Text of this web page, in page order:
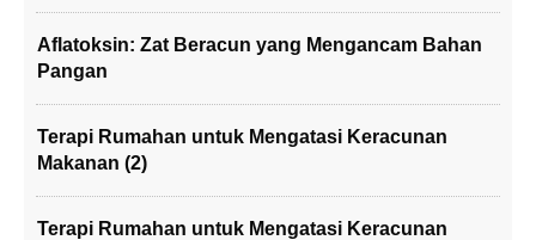
Aflatoksin: Zat Beracun yang Mengancam Bahan
Pangan
Terapi Rumahan untuk Mengatasi Keracunan
Makanan (2)
Terapi Rumahan untuk Mengatasi Keracunan